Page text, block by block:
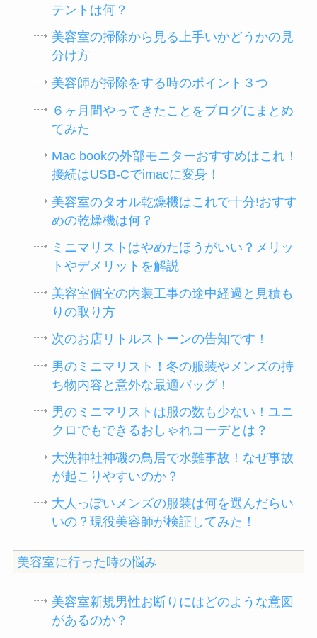
テントは何？
美容室の掃除から見る上手いかどうかの見
分け方
美容師が掃除をする時のポイント３つ
６ヶ月間やってきたことをブログにまとめ
てみた
Mac bookの外部モニターおすすめはこれ！
接続はUSB-Cでimacに変身！
美容室のタオル乾燥機はこれで十分!おすす
めの乾燥機は何？
ミニマリストはやめたほうがいい？メリッ
トやデメリットを解説
美容室個室の内装工事の途中経過と見積も
りの取り方
次のお店リトルストーンの告知です！
男のミニマリスト！冬の服装やメンズの持
ち物内容と意外な最適バッグ！
男のミニマリストは服の数も少ない！ユニ
クロでもできるおしゃれコーデとは？
大洗神社神磯の鳥居で水難事故！なぜ事故
が起こりやすいのか？
大人っぽいメンズの服装は何を選んだらい
いの？現役美容師が検証してみた！
美容室に行った時の悩み
美容室新規男性お断りにはどのような意図
があるのか？